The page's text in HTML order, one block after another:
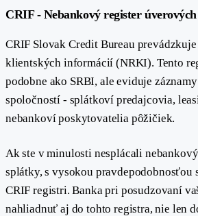
CRIF - Nebankový register
CRIF Slovak Credit Bureau
klientských informácií (NRKI). Tento
podobne ako SRBI, ale eviduje
spoločností - splátkoví predajcovia,
nebankoví poskytovatelia pôžičiek.
Ak ste v minulosti nesplácali
splátky, s vysokou pravdepodobnosťou
CRIF registri. Banka pri posudzovaní
nahliadnuť aj do tohto registra, nie len